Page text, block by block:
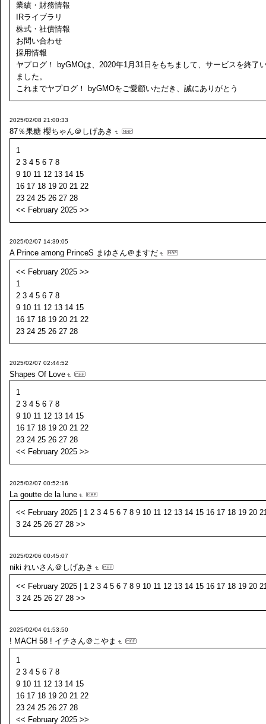
業績・財務情報
IRライブラリ
株式・社債情報
お問い合わせ
採用情報
ヤプログ！ byGMOは、2020年1月31日をもちまして、サービスを終了
ました。
これまでヤプログ！ byGMOをご愛顧いただき、誠にありがとう
2025/02/08 21:00:33
87％果糖 櫻ちゃん＠しげあき
1
2 3 4 5 6 7 8
9 10 11 12 13 14 15
16 17 18 19 20 21 22
23 24 25 26 27 28
<< February 2025 >>
2025/02/07 14:39:05
A Prince among PrinceS まゆさん＠ますだ
<< February 2025 >>
1
2 3 4 5 6 7 8
9 10 11 12 13 14 15
16 17 18 19 20 21 22
23 24 25 26 27 28
2025/02/07 02:44:52
Shapes Of Love
1
2 3 4 5 6 7 8
9 10 11 12 13 14 15
16 17 18 19 20 21 22
23 24 25 26 27 28
<< February 2025 >>
2025/02/07 00:52:16
La goutte de la lune
<< February 2025 | 1 2 3 4 5 6 7 8 9 10 11 12 13 14 15 16 17 18 19 20
3 24 25 26 27 28 >>
2025/02/06 00:45:07
niki れいさん＠しげあき
<< February 2025 | 1 2 3 4 5 6 7 8 9 10 11 12 13 14 15 16 17 18 19 20
3 24 25 26 27 28 >>
2025/02/04 01:53:50
! MACH 58 ! イチさん＠こやま
1
2 3 4 5 6 7 8
9 10 11 12 13 14 15
16 17 18 19 20 21 22
23 24 25 26 27 28
<< February 2025 >>